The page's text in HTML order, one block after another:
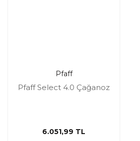
Pfaff
Pfaff Select 4.0 Çağanoz
6.051,99 TL